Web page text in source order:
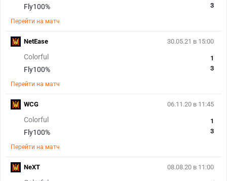
Fly100%
3
Перейти на матч
30.05.21 в 15:00
Colorful
Fly100%
1
3
Перейти на матч
NetEase
06.11.20 в 11:45
Colorful
Fly100%
1
3
Перейти на матч
WCG
08.08.20 в 11:00
NeXT